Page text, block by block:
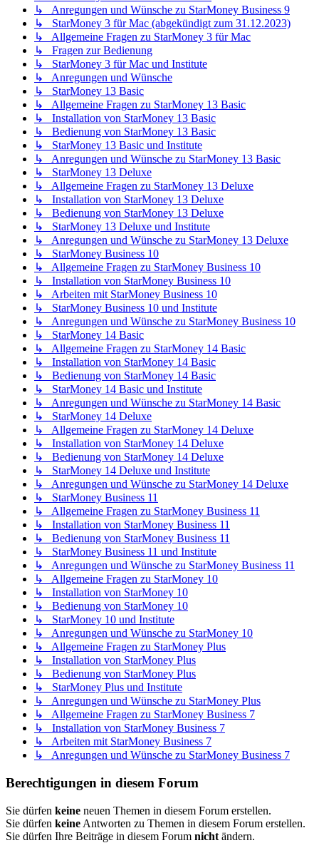
↳ Anregungen und Wünsche zu StarMoney Business 9
↳ StarMoney 3 für Mac (abgekündigt zum 31.12.2023)
↳ Allgemeine Fragen zu StarMoney 3 für Mac
↳ Fragen zur Bedienung
↳ StarMoney 3 für Mac und Institute
↳ Anregungen und Wünsche
↳ StarMoney 13 Basic
↳ Allgemeine Fragen zu StarMoney 13 Basic
↳ Installation von StarMoney 13 Basic
↳ Bedienung von StarMoney 13 Basic
↳ StarMoney 13 Basic und Institute
↳ Anregungen und Wünsche zu StarMoney 13 Basic
↳ StarMoney 13 Deluxe
↳ Allgemeine Fragen zu StarMoney 13 Deluxe
↳ Installation von StarMoney 13 Deluxe
↳ Bedienung von StarMoney 13 Deluxe
↳ StarMoney 13 Deluxe und Institute
↳ Anregungen und Wünsche zu StarMoney 13 Deluxe
↳ StarMoney Business 10
↳ Allgemeine Fragen zu StarMoney Business 10
↳ Installation von StarMoney Business 10
↳ Arbeiten mit StarMoney Business 10
↳ StarMoney Business 10 und Institute
↳ Anregungen und Wünsche zu StarMoney Business 10
↳ StarMoney 14 Basic
↳ Allgemeine Fragen zu StarMoney 14 Basic
↳ Installation von StarMoney 14 Basic
↳ Bedienung von StarMoney 14 Basic
↳ StarMoney 14 Basic und Institute
↳ Anregungen und Wünsche zu StarMoney 14 Basic
↳ StarMoney 14 Deluxe
↳ Allgemeine Fragen zu StarMoney 14 Deluxe
↳ Installation von StarMoney 14 Deluxe
↳ Bedienung von StarMoney 14 Deluxe
↳ StarMoney 14 Deluxe und Institute
↳ Anregungen und Wünsche zu StarMoney 14 Deluxe
↳ StarMoney Business 11
↳ Allgemeine Fragen zu StarMoney Business 11
↳ Installation von StarMoney Business 11
↳ Bedienung von StarMoney Business 11
↳ StarMoney Business 11 und Institute
↳ Anregungen und Wünsche zu StarMoney Business 11
↳ Allgemeine Fragen zu StarMoney 10
↳ Installation von StarMoney 10
↳ Bedienung von StarMoney 10
↳ StarMoney 10 und Institute
↳ Anregungen und Wünsche zu StarMoney 10
↳ Allgemeine Fragen zu StarMoney Plus
↳ Installation von StarMoney Plus
↳ Bedienung von StarMoney Plus
↳ StarMoney Plus und Institute
↳ Anregungen und Wünsche zu StarMoney Plus
↳ Allgemeine Fragen zu StarMoney Business 7
↳ Installation von StarMoney Business 7
↳ Arbeiten mit StarMoney Business 7
↳ Anregungen und Wünsche zu StarMoney Business 7
Berechtigungen in diesem Forum
Sie dürfen keine neuen Themen in diesem Forum erstellen.
Sie dürfen keine Antworten zu Themen in diesem Forum erstellen.
Sie dürfen Ihre Beiträge in diesem Forum nicht ändern.